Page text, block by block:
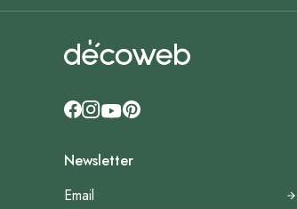
Newsletter